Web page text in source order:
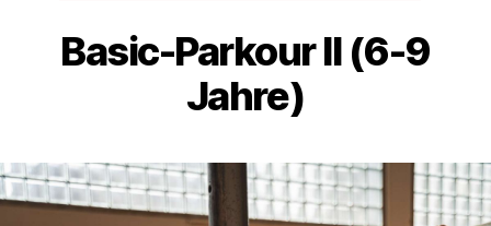
Basic-Parkour II (6-9
Jahre)